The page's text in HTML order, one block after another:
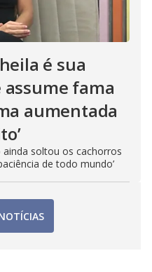
é sua
assume fama
aumentada
soltou os cachorros
de todo mundo’